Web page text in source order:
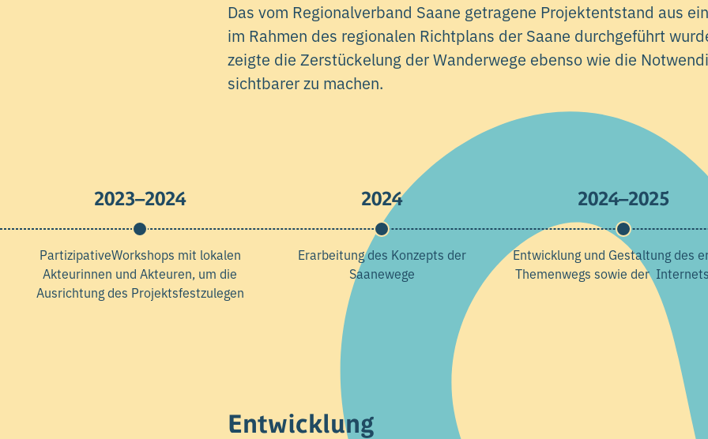
Das vom Regionalverband Saane getragene Projektentstand aus
im Rahmen des regionalen Richtplans der Saane durchgeführt
zeigte die Zerstückelung der Wanderwege ebenso wie die
sichtbarer zu machen.
2023–2024
PartizipativeWorkshops mit lokalen
Akteurinnen und Akteuren, um die
Ausrichtung des Projektsfestzulegen
2024
Erarbeitung des Konzepts der
Saanewege
2024–2025
Entwicklung und Gestaltung des
Themenwegs sowie der
Entwicklung